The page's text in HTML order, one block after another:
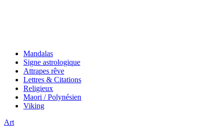
Mandalas
Signe astrologique
Attrapes rêve
Lettres & Citations
Religieux
Maori / Polynésien
Viking
Art